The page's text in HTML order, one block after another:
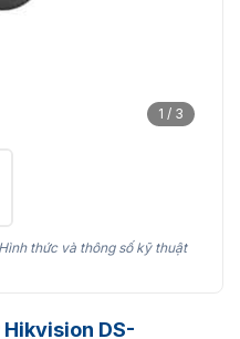
1 / 3
thức và thông số kỹ thuật
DS-